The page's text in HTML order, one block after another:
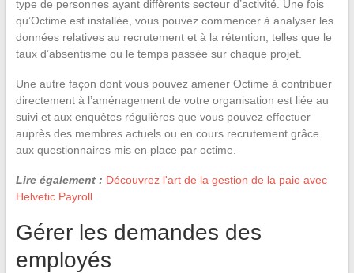
type de personnes ayant diffèrents secteur d’activité. Une fois
qu’Octime est installée, vous pouvez commencer à analyser les
données relatives au recrutement et à la rétention, telles que le
taux d’absentisme ou le temps passée sur chaque projet.
Une autre façon dont vous pouvez amener Octime à contribuer
directement à l’aménagement de votre organisation est liée au
suivi et aux enquêtes régulières que vous pouvez effectuer
auprès des membres actuels ou en cours recrutement grâce
aux questionnaires mis en place par octime.
Lire également : Découvrez l'art de la gestion de la paie avec
Helvetic Payroll
Gérer les demandes des
employés